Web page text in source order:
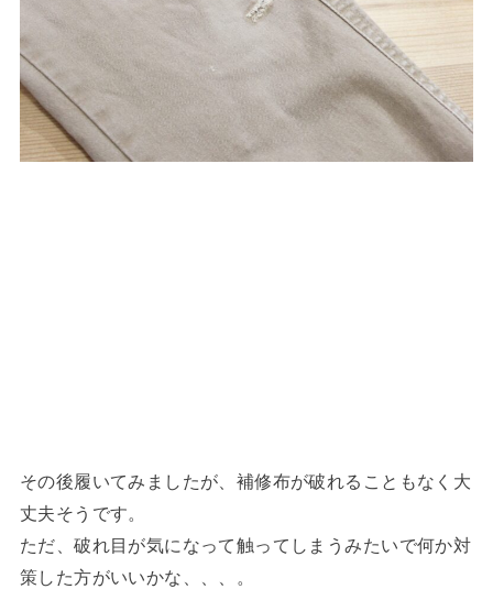
その後履いてみましたが、補修布が破れることもなく大
丈夫そうです。
ただ、破れ目が気になって触ってしまうみたいで何か対
策した方がいいかな、、、。